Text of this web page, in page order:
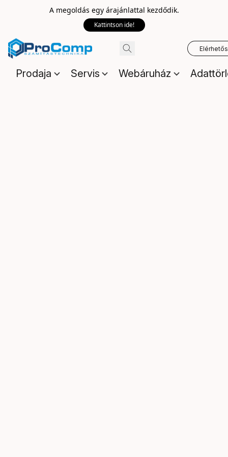
A megoldás egy árajánlattal kezdődik.
Kattintson ide!
Prodaja Servis Webáruház